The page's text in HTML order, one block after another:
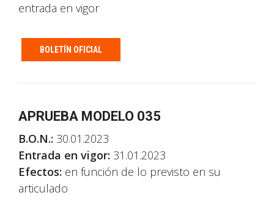
entrada en vigor
BOLETÍN OFICIAL
APRUEBA MODELO 035
B.O.N.: 30.01.2023
Entrada en vigor: 31.01.2023
Efectos: en función de lo previsto en su
articulado